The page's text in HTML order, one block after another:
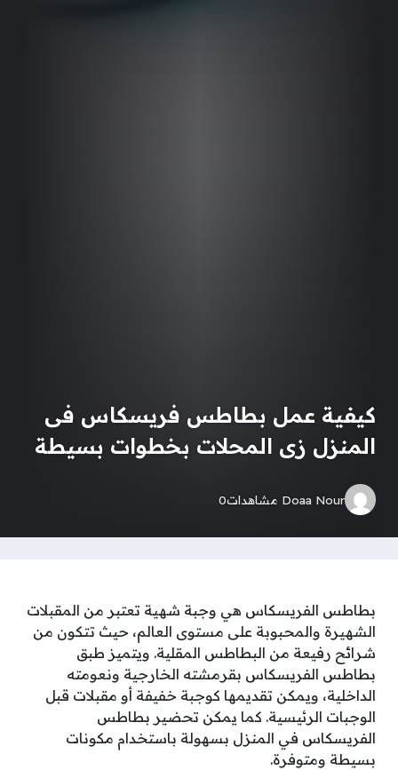
كيفية عمل بطاطس فريسكاس فى
المنزل زى المحلات بخطوات بسيطة
Doaa Nour مشاهدات0
بطاطس الفريسكاس هي وجبة شهية تعتبر من المقبلات
الشهيرة والمحبوبة على مستوى العالم، حيث تتكون من
شرائح رفيعة من البطاطس المقلية. ويتميز طبق
بطاطس الفريسكاس بقرمشته الخارجية ونعومته
الداخلية، ويمكن تقديمها كوجبة خفيفة أو مقبلات قبل
الوجبات الرئيسية. كما يمكن تحضير بطاطس
الفريسكاس في المنزل بسهولة باستخدام مكونات
بسيطة ومتوفرة.